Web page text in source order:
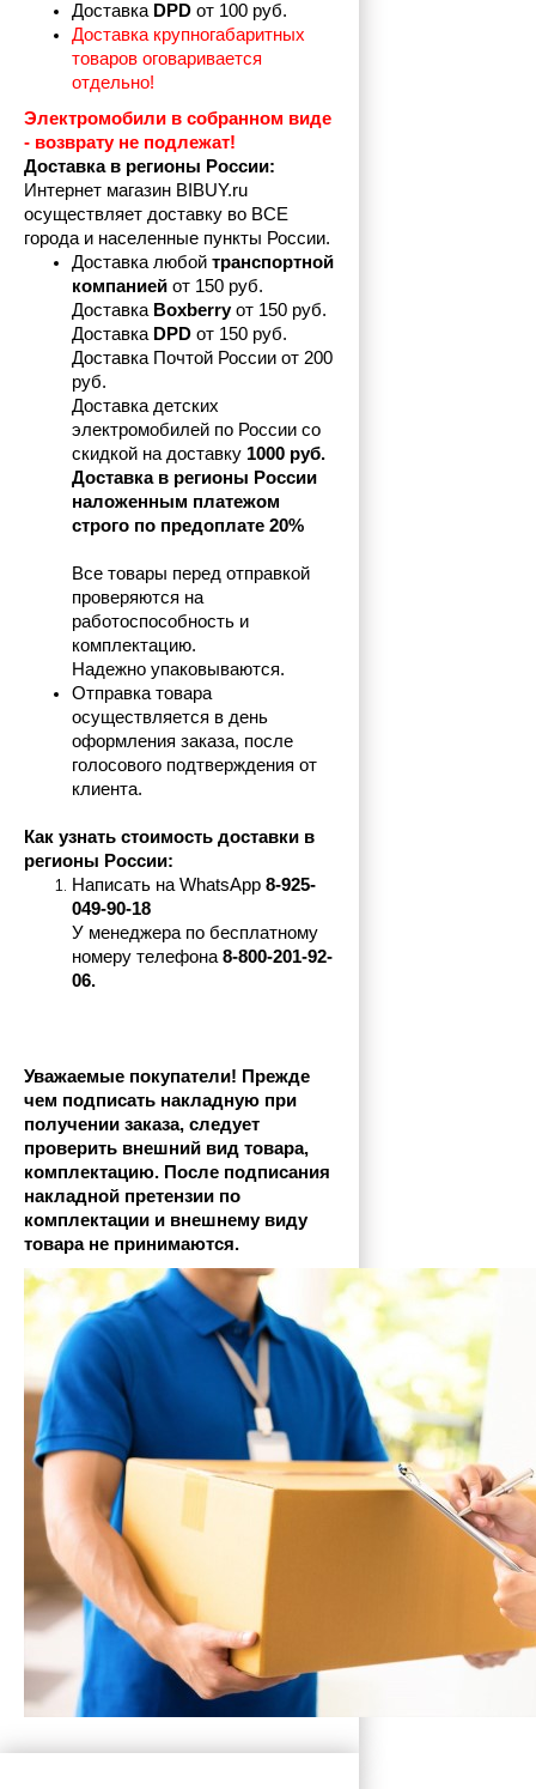
Доставка DPD от 100 руб.
Доставка крупногабаритных
товаров оговаривается
отдельно!
Электромобили в собранном виде
- возврату не подлежат!
Доставка в регионы России:
Интернет магазин BIBUY.ru
осуществляет доставку во ВСЕ
города и населенные пункты России.
Доставка любой транспортной
компанией от 150 руб.
Доставка Boxberry от 150 руб.
Доставка DPD от 150 руб.
Доставка Почтой России от 200
руб.
Доставка детских
электромобилей по России со
скидкой на доставку 1000 руб.
Доставка в регионы России
наложенным платежом
строго по предоплате 20%
Все товары перед отправкой
проверяются на
работоспособность и
комплектацию.
Надежно упаковываются.
Отправка товара
осуществляется в день
оформления заказа, после
голосового подтверждения от
клиента.
Как узнать стоимость доставки в
регионы России:
Написать на WhatsApp 8-925-
049-90-18
У менеджера по бесплатному
номеру телефона 8-800-201-92-
06.
Уважаемые покупатели! Прежде
чем подписать накладную при
получении заказа, следует
проверить внешний вид товара,
комплектацию. После подписания
накладной претензии по
комплектации и внешнему виду
товара не принимаются.